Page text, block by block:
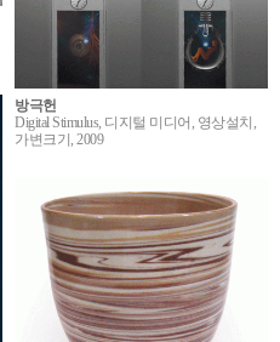
방극헌
Digital Stimulus, 디지털 미디어, 영상설치,
가변크기, 2009